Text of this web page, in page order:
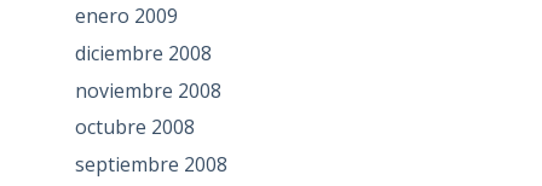
enero 2009
diciembre 2008
noviembre 2008
octubre 2008
septiembre 2008